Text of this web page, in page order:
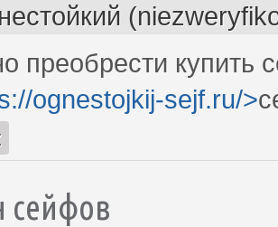
преобрести купить
ognestojkij-sejf.ru/>
сейфов